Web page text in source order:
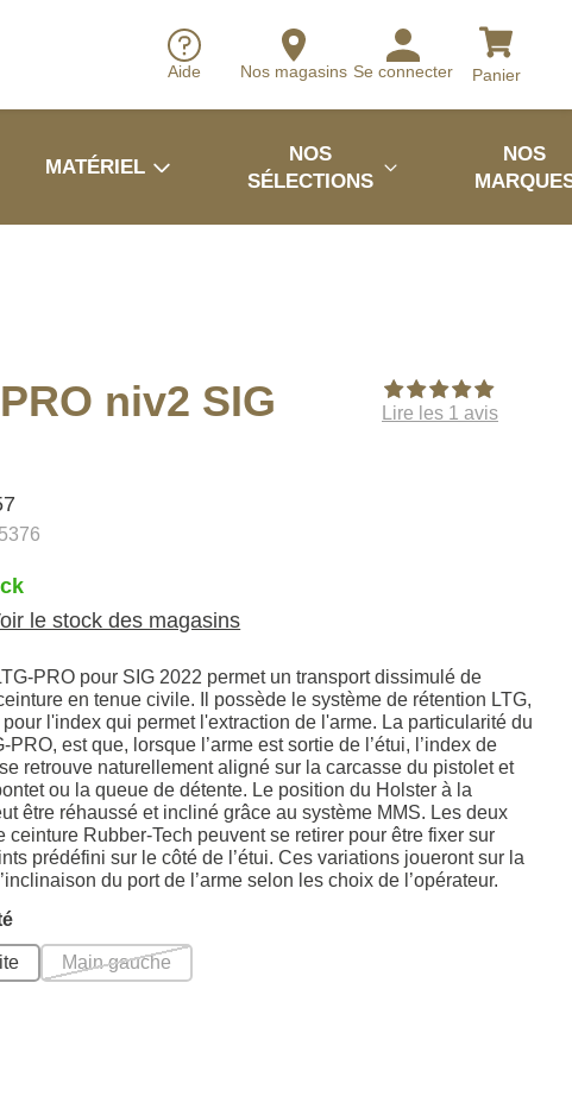
Aide Nos magasins Se connecter Panier
MATÉRIEL
NOS
SÉLECTIONS
NOS
niv2 SIG
Lire les 1 avis
le stock des magasins
PRO pour SIG 2022 permet un transport dissimulé de
en tenue civile. Il possède le système de rétention LTG,
l'index qui permet l'extraction de l'arme. La particularité du
PRO, est que, lorsque l’arme est sortie de l’étui, l’index de
se retrouve naturellement aligné sur la carcasse du pistolet et
ou la queue de détente. Le position du Holster à la
être réhaussé et incliné grâce au système MMS. Les deux
ceinture Rubber-Tech peuvent se retirer pour être fixer sur
prédéfini sur le côté de l’étui. Ces variations joueront sur la
du port de l’arme selon les choix de l’opérateur.
Main gauche